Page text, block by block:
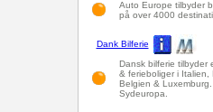
Auto Europe tilbyder
på over 4000
Dank Bilferie
Dansk bilferie tilbyder
& ferieboliger i Italien,
Belgien &
Sydeuropa.